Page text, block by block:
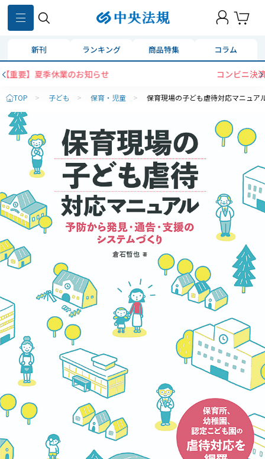
新刊 ランキング 商品特集 コラム
コンビニ決済に「セブンイレブン」を追加いたしま
TOP > 子ども > 保育・児童 > 保育現場の子ども虐待対応マニュ